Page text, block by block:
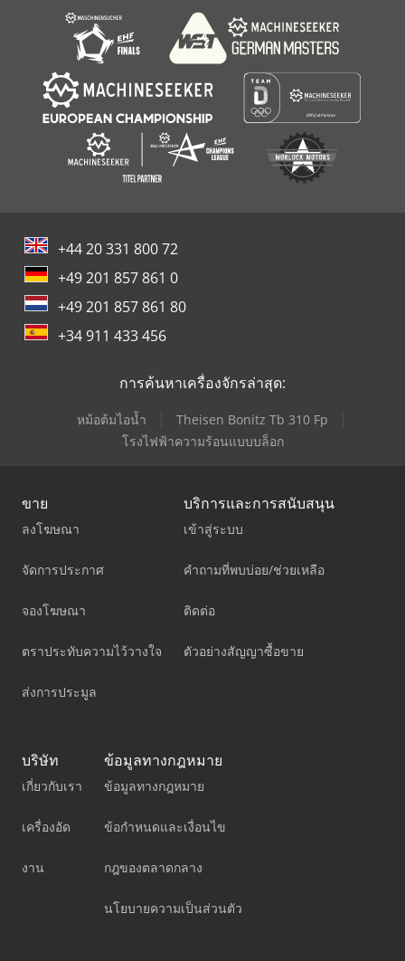
+44 20 331 800 72
+49 201 857 861 0
+49 201 857 861 80
+34 911 433 456
การค้นหาเครื่องจักรล่าสุด:
หม้อต้มไอน้ำ
Theisen Bonitz Tb 310 Fp
โรงไฟฟ้าความร้อนแบบบล็อก
ขาย
ลงโฆษณา
จัดการประกาศ
จองโฆษณา
ตราประทับความไว้วางใจ
ส่งการประมูล
บริการและการสนับสนุน
เข้าสู่ระบบ
คำถามที่พบบ่อย/ช่วยเหลือ
ติดต่อ
ตัวอย่างสัญญาซื้อขาย
บริษัท
เกี่ยวกับเรา
เครื่องอัด
งาน
ข้อมูลทางกฎหมาย
ข้อมูลทางกฎหมาย
ข้อกำหนดและเงื่อนไข
กฎของตลาดกลาง
นโยบายความเป็นส่วนตัว